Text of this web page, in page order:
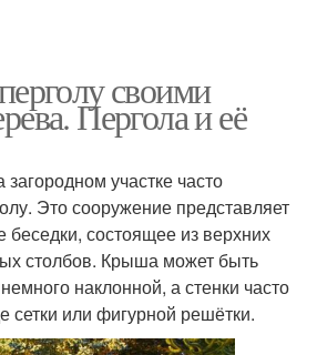
своими
Пергола и её
участке часто
Это сооружение представляет
беседки, состоящее из верхних
столбов. Крыша может быть
наклонной, а стенки часто
сетки или фигурной решётки.